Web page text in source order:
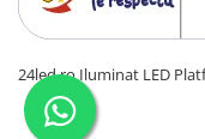
24led.ro Iluminat LED